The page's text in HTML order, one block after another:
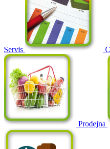
Servis
Prodejna